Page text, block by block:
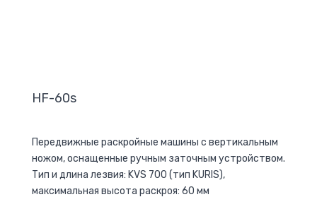
HF-60s
Передвижные раскройные машины с вертикальным
ножом, оснащенные ручным заточным устройством.
Тип и длина лезвия: KVS 700 (тип KURIS),
максимальная высота раскроя: 60 мм